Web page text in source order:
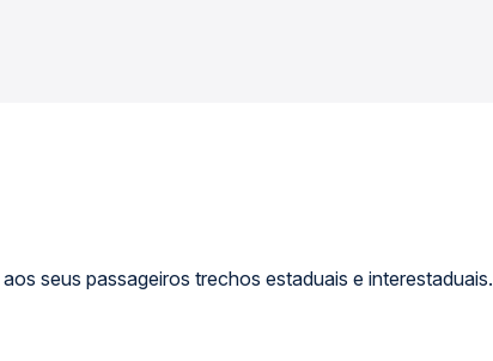
seus passageiros trechos estaduais e interestaduais.